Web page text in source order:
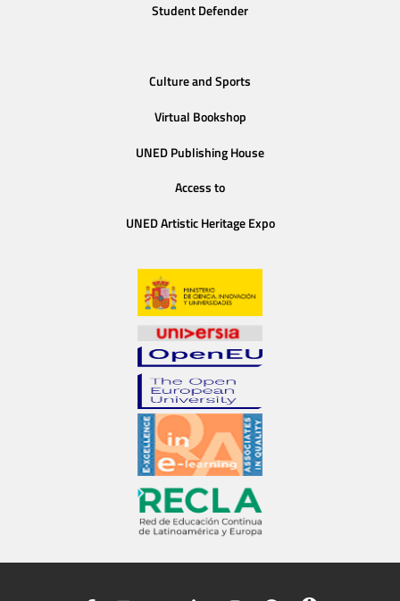
Student Defender
Culture and Sports
Virtual Bookshop
UNED Publishing House
Access to
UNED Artistic Heritage Expo